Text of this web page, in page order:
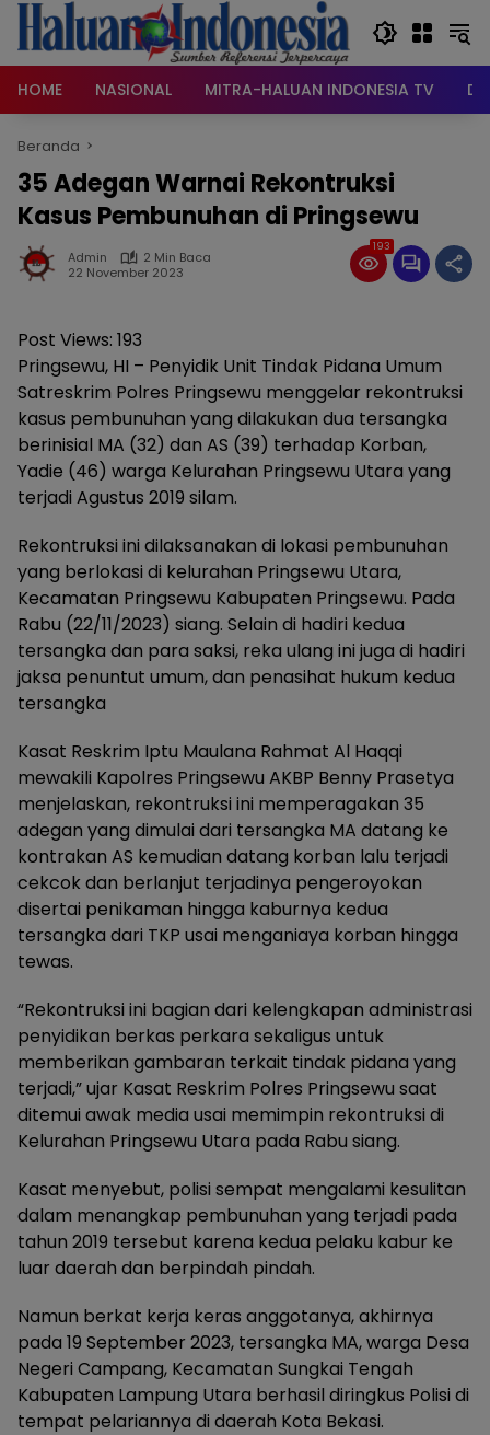
Langsung
konten
HOME
NASIONAL MITRA-HALUAN INDONESIA TV
Beranda
35 Adegan Warnai Rekontruksi
Kasus Pembunuhan di Pringsewu
Admin
2 Min Baca
22 November 2023
193
Post Views: 193
Pringsewu, HI – Penyidik Unit Tindak Pidana Umum
Satreskrim Polres Pringsewu menggelar rekontruksi
kasus pembunuhan yang dilakukan dua tersangka
berinisial MA (32) dan AS (39) terhadap Korban,
Yadie (46) warga Kelurahan Pringsewu Utara yang
terjadi Agustus 2019 silam.
Rekontruksi ini dilaksanakan di lokasi pembunuhan
yang berlokasi di kelurahan Pringsewu Utara,
Kecamatan Pringsewu Kabupaten Pringsewu. Pada
Rabu (22/11/2023) siang. Selain di hadiri kedua
tersangka dan para saksi, reka ulang ini juga di hadiri
jaksa penuntut umum, dan penasihat hukum kedua
tersangka
Kasat Reskrim Iptu Maulana Rahmat Al Haqqi
mewakili Kapolres Pringsewu AKBP Benny Prasetya
menjelaskan, rekontruksi ini memperagakan 35
adegan yang dimulai dari tersangka MA datang ke
kontrakan AS kemudian datang korban lalu terjadi
cekcok dan berlanjut terjadinya pengeroyokan
disertai penikaman hingga kaburnya kedua
tersangka dari TKP usai menganiaya korban hingga
tewas.
“Rekontruksi ini bagian dari kelengkapan administrasi
penyidikan berkas perkara sekaligus untuk
memberikan gambaran terkait tindak pidana yang
terjadi,” ujar Kasat Reskrim Polres Pringsewu saat
ditemui awak media usai memimpin rekontruksi di
Kelurahan Pringsewu Utara pada Rabu siang.
Kasat menyebut, polisi sempat mengalami kesulitan
dalam menangkap pembunuhan yang terjadi pada
tahun 2019 tersebut karena kedua pelaku kabur ke
luar daerah dan berpindah pindah.
Namun berkat kerja keras anggotanya, akhirnya
pada 19 September 2023, tersangka MA, warga Desa
Negeri Campang, Kecamatan Sungkai Tengah
Kabupaten Lampung Utara berhasil diringkus Polisi di
tempat pelariannya di daerah Kota Bekasi.